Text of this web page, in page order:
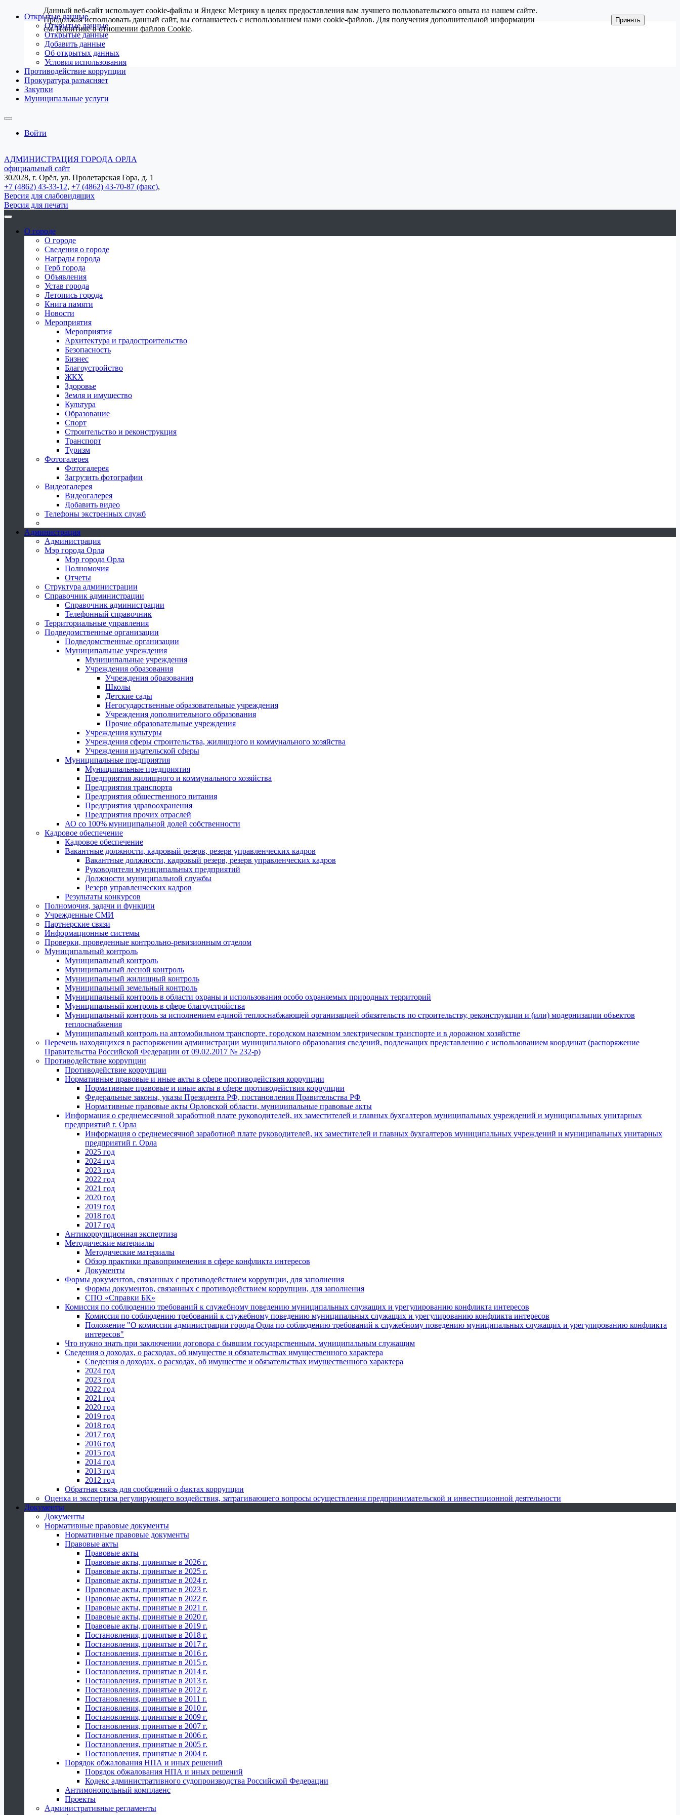
Открытые данные
Открытые данные
Открытые данные
Добавить данные
Об открытых данных
Условия использования
Противодействие коррупции
Прокуратура разъясняет
Закупки
Муниципальные услуги
Войти
АДМИНИСТРАЦИЯ ГОРОДА ОРЛА
официальный сайт
302028, г. Орёл, ул. Пролетарская Гора, д. 1
+7 (4862) 43-33-12, +7 (4862) 43-70-87 (факс),
Версия для слабовидящих
Версия для печати
О городе
О городе
Сведения о городе
Награды города
Герб города
Объявления
Устав города
Летопись города
Книга памяти
Новости
Мероприятия
Мероприятия
Архитектура и градостроительство
Безопасность
Бизнес
Благоустройство
ЖКХ
Здоровье
Земля и имущество
Культура
Образование
Спорт
Строительство и реконструкция
Транспорт
Туризм
Фотогалерея
Фотогалерея
Загрузить фотографии
Видеогалерея
Видеогалерея
Добавить видео
Телефоны экстренных служб
Администрация
Администрация
Мэр города Орла
Мэр города Орла
Полномочия
Отчеты
Структура администрации
Справочник администрации
Справочник администрации
Телефонный справочник
Территориальные управления
Подведомственные организации
Подведомственные организации
Муниципальные учреждения
Муниципальные учреждения
Учреждения образования
Учреждения образования
Школы
Детские сады
Негосударственные образовательные учреждения
Учреждения дополнительного образования
Прочие образовательные учреждения
Учреждения культуры
Учреждения сферы строительства, жилищного и коммунального хозяйства
Учреждения издательской сферы
Муниципальные предприятия
Муниципальные предприятия
Предприятия жилищного и коммунального хозяйства
Предприятия транспорта
Предприятия общественного питания
Предприятия здравоохранения
Предприятия прочих отраслей
АО со 100% муниципальной долей собственности
Кадровое обеспечение
Кадровое обеспечение
Вакантные должности, кадровый резерв, резерв управленческих кадров
Вакантные должности, кадровый резерв, резерв управленческих кадров
Руководители муниципальных предприятий
Должности муниципальной службы
Резерв управленческих кадров
Результаты конкурсов
Полномочия, задачи и функции
Учрежденные СМИ
Партнерские связи
Информационные системы
Проверки, проведенные контрольно-ревизионным отделом
Муниципальный контроль
Муниципальный контроль
Муниципальный лесной контроль
Муниципальный жилищный контроль
Муниципальный земельный контроль
Муниципальный контроль в области охраны и использования особо охраняемых природных территорий
Муниципальный контроль в сфере благоустройства
Муниципальный контроль за исполнением единой теплоснабжающей организацией обязательств по строительству, реконструкции и (или) модернизации объектов
теплоснабжения
Муниципальный контроль на автомобильном транспорте, городском наземном электрическом транспорте и в дорожном хозяйстве
Перечень находящихся в распоряжении администрации муниципального образования сведений, подлежащих представлению с использованием координат (распоряжение
Правительства Российской Федерации от 09.02.2017 № 232-р)
Противодействие коррупции
Противодействие коррупции
Нормативные правовые и иные акты в сфере противодействия коррупции
Нормативные правовые и иные акты в сфере противодействия коррупции
Федеральные законы, указы Президента РФ, постановления Правительства РФ
Нормативные правовые акты Орловской области, муниципальные правовые акты
Информация о среднемесячной заработной плате руководителей, их заместителей и главных бухгалтеров муниципальных учреждений и муниципальных унитарных
предприятий г. Орла
Информация о среднемесячной заработной плате руководителей, их заместителей и главных бухгалтеров муниципальных учреждений и муниципальных унитарных
предприятий г. Орла
2025 год
2024 год
2023 год
2022 год
2021 год
2020 год
2019 год
2018 год
2017 год
Антикоррупционная экспертиза
Методические материалы
Методические материалы
Обзор практики правоприменения в сфере конфликта интересов
Документы
Формы документов, связанных с противодействием коррупции, для заполнения
Формы документов, связанных с противодействием коррупции, для заполнения
СПО «Справки БК»
Комиссия по соблюдению требований к служебному поведению муниципальных служащих и урегулированию конфликта интересов
Комиссия по соблюдению требований к служебному поведению муниципальных служащих и урегулированию конфликта интересов
Положение "О комиссии администрации города Орла по соблюдению требований к служебному поведению муниципальных служащих и урегулированию конфликта
интересов"
Что нужно знать при заключении договора с бывшим государственным, муниципальным служащим
Сведения о доходах, о расходах, об имуществе и обязательствах имущественного характера
Сведения о доходах, о расходах, об имуществе и обязательствах имущественного характера
2024 год
2023 год
2022 год
2021 год
2020 год
2019 год
2018 год
2017 год
2016 год
2015 год
2014 год
2013 год
2012 год
Обратная связь для сообщений о фактах коррупции
Оценка и экспертиза регулирующего воздействия, затрагивающего вопросы осуществления предпринимательской и инвестиционной деятельности
Документы
Документы
Нормативные правовые документы
Нормативные правовые документы
Правовые акты
Правовые акты
Правовые акты, принятые в 2026 г.
Правовые акты, принятые в 2025 г.
Правовые акты, принятые в 2024 г.
Правовые акты, принятые в 2023 г.
Правовые акты, принятые в 2022 г.
Правовые акты, принятые в 2021 г.
Правовые акты, принятые в 2020 г.
Правовые акты, принятые в 2019 г.
Постановления, принятые в 2018 г.
Постановления, принятые в 2017 г.
Постановления, принятые в 2016 г.
Постановления, принятые в 2015 г.
Постановления, принятые в 2014 г.
Постановления, принятые в 2013 г.
Постановления, принятые в 2012 г.
Постановления, принятые в 2011 г.
Постановления, принятые в 2010 г.
Постановления, принятые в 2009 г.
Постановления, принятые в 2007 г.
Постановления, принятые в 2006 г.
Постановления, принятые в 2005 г.
Постановления, принятые в 2004 г.
Порядок обжалования НПА и иных решений
Порядок обжалования НПА и иных решений
Кодекс административного судопроизводства Российской Федерации
Антимонопольный комплаенс
Проекты
Административные регламенты
Данный веб-сайт использует cookie-файлы и Яндекс Метрику в целях предоставления вам лучшего пользовательского опыта на нашем сайте.
Продолжая использовать данный сайт, вы соглашаетесь с использованием нами cookie-файлов. Для получения дополнительной информации
см.Политике в отношении файлов Cookie.
Принять